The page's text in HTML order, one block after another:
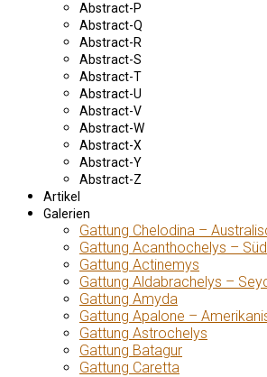
Abstract-P
Abstract-Q
Abstract-R
Abstract-S
Abstract-T
Abstract-U
Abstract-V
Abstract-W
Abstract-X
Abstract-Y
Abstract-Z
Artikel
Galerien
Gattung Chelodina –
Gattung Acanthochelys –
Gattung Actinemys
Gattung Aldabrachelys –
Gattung Amyda
Gattung Apalone –
Gattung Astrochelys
Gattung Batagur
Gattung Caretta